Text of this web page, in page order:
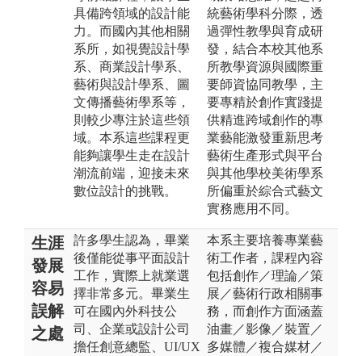
具備跨領域的設計能
力。而國內其他相關
系所，如視覺設計學
系、商業設計學系、
藝術與設計學系、圖
文傳播藝術學系等，
則較少專注於這些領
域。本系這些課程更
能夠讓學生走在設計
潮流前端，迎接未來
數位設計的挑戰。
統藝術學科分際，透
過彈性教學與育成研
發，結合本校其他系
所教學資源與國際重
要師資協同教學，主
要專精於創作實踐提
供精進跨域創作的專
業藝能激發重新思考
藝術生產形式與平台
與其他學校美術學系
所偏重於綜合式藝文
實務應用不同。
生涯
發展
容易
誤解
之處
許多學生認為，畢業
後僅能從事平面設計
工作，實際上就業選
擇非常多元。畢業生
可在國內外科技公
司、企業或設計公司
擔任創意總監、UI/UX
本系主要培養專業藝
術工作者，課程內容
包括創作／理論／策
展／藝術行政相關事
務，而創作方面涵蓋
油畫／影像／裝置／
多媒體／複合媒材／